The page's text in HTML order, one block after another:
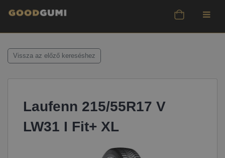
Vissza az előző kereséshez
Laufenn 215/55R17 V
LW31 I Fit+ XL